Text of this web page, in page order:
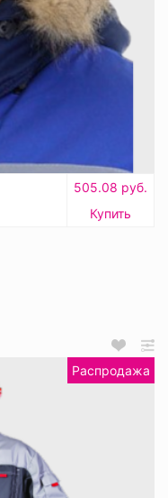
505.08 руб.
Купить
Распродажа